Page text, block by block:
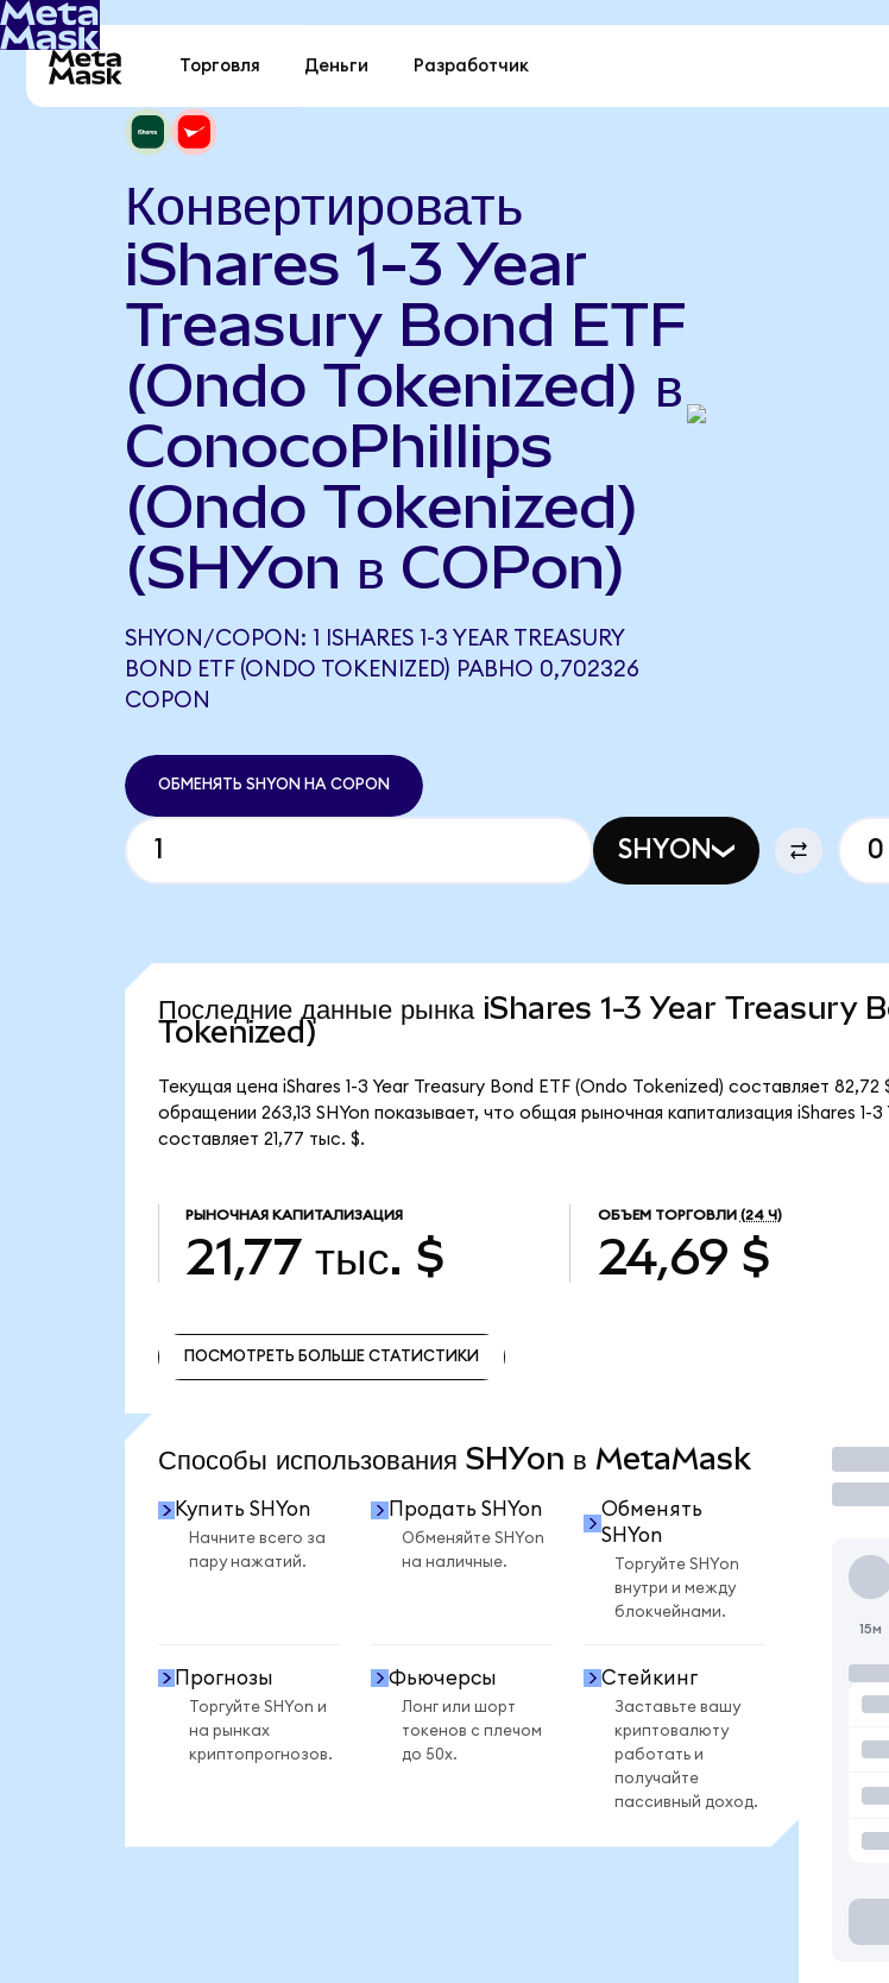
Торговля Деньги Разработчик
Конвертировать
iShares 1-3 Year
Treasury Bond ETF
(Ondo Tokenized) в
ConocoPhillips
(Ondo Tokenized)
(SHYon в COPon)
SHYON/COPON: 1 ISHARES 1-3 YEAR TREASURY
BOND ETF (ONDO TOKENIZED) РАВНО 0,702326
COPON
ОБМЕНЯТЬ SHYON НА COPON
SHYON
Последние данные рынка iShares 1-3 Year Treasury
Tokenized)
Текущая цена iShares 1-3 Year Treasury Bond ETF (Ondo Tokenized) составляет 82,72
обращении 263,13 SHYon показывает, что общая рыночная капитализация iShares 1-
составляет 21,77 тыс. $.
РЫНОЧНАЯ КАПИТАЛИЗАЦИЯ
21,77 тыс. $
ОБЪЕМ ТОРГОВЛИ (24 Ч)
24,69 $
ПОСМОТРЕТЬ БОЛЬШЕ СТАТИСТИКИ
Способы использования SHYon в MetaMask
Купить SHYon
Начните всего за
пару нажатий.
Продать SHYon
Обменяйте SHYon
на наличные.
Обменять
SHYon
Торгуйте SHYon
внутри и между
блокчейнами.
Прогнозы
Торгуйте SHYon и
на рынках
криптопрогнозов.
Фьючерсы
Лонг или шорт
токенов с плечом
до 50x.
Стейкинг
Заставьте вашу
криптовалюту
работать и
получайте
пассивный доход.
15м